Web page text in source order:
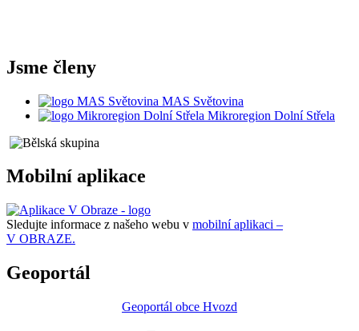
Jsme členy
MAS Světovina
Mikroregion Dolní Střela
Mobilní aplikace
Sledujte informace z našeho webu v mobilní aplikaci –
V OBRAZE.
Geoportál
Geoportál obce Hvozd